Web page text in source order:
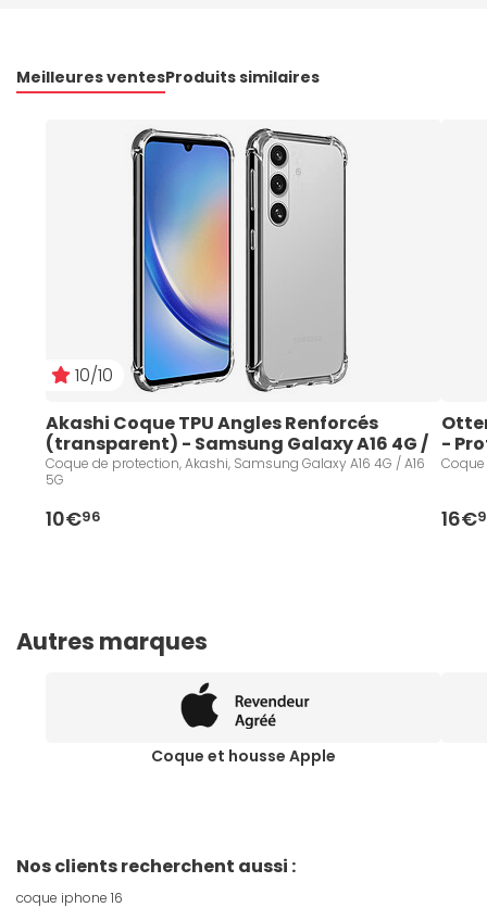
Meilleures ventesProduits similaires
10/10
Akashi Coque TPU Angles Renforcés
(transparent) - Samsung Galaxy A16 4G /
A16 5G
Coque de protection, Akashi, Samsung Galaxy A16 4G / A16
5G
10€96
-
16€
Autres marques
Coque et housse Apple
Nos clients recherchent aussi :
coque iphone 16